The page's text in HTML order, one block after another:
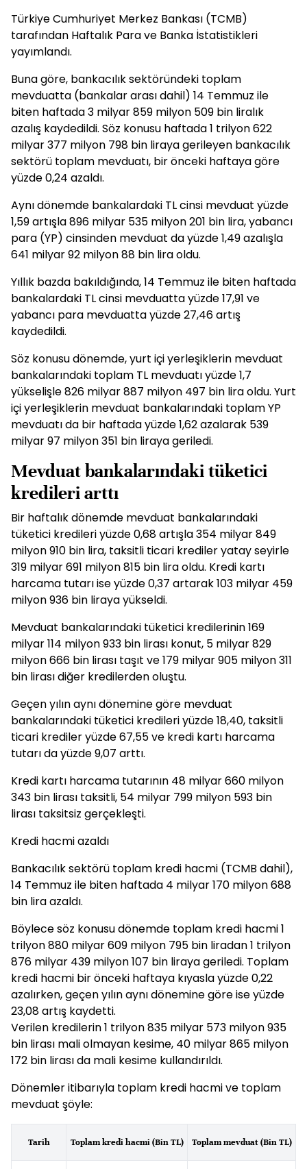
Türkiye Cumhuriyet Merkez Bankası (TCMB)
tarafından Haftalık Para ve Banka İstatistikleri
yayımlandı.
Buna göre, bankacılık sektöründeki toplam
mevduatta (bankalar arası dahil) 14 Temmuz ile
biten haftada 3 milyar 859 milyon 509 bin liralık
azalış kaydedildi. Söz konusu haftada 1 trilyon 622
milyar 377 milyon 798 bin liraya gerileyen bankacılık
sektörü toplam mevduatı, bir önceki haftaya göre
yüzde 0,24 azaldı.
Aynı dönemde bankalardaki TL cinsi mevduat yüzde
1,59 artışla 896 milyar 535 milyon 201 bin lira, yabancı
para (YP) cinsinden mevduat da yüzde 1,49 azalışla
641 milyar 92 milyon 88 bin lira oldu.
Yıllık bazda bakıldığında, 14 Temmuz ile biten haftada
bankalardaki TL cinsi mevduatta yüzde 17,91 ve
yabancı para mevduatta yüzde 27,46 artış
kaydedildi.
Söz konusu dönemde, yurt içi yerleşiklerin mevduat
bankalarındaki toplam TL mevduatı yüzde 1,7
yükselişle 826 milyar 887 milyon 497 bin lira oldu. Yurt
içi yerleşiklerin mevduat bankalarındaki toplam YP
mevduatı da bir haftada yüzde 1,62 azalarak 539
milyar 97 milyon 351 bin liraya geriledi.
Mevduat bankalarındaki tüketici
kredileri arttı
Bir haftalık dönemde mevduat bankalarındaki
tüketici kredileri yüzde 0,68 artışla 354 milyar 849
milyon 910 bin lira, taksitli ticari krediler yatay seyirle
319 milyar 691 milyon 815 bin lira oldu. Kredi kartı
harcama tutarı ise yüzde 0,37 artarak 103 milyar 459
milyon 936 bin liraya yükseldi.
Mevduat bankalarındaki tüketici kredilerinin 169
milyar 114 milyon 933 bin lirası konut, 5 milyar 829
milyon 666 bin lirası taşıt ve 179 milyar 905 milyon 311
bin lirası diğer kredilerden oluştu.
Geçen yılın aynı dönemine göre mevduat
bankalarındaki tüketici kredileri yüzde 18,40, taksitli
ticari krediler yüzde 67,55 ve kredi kartı harcama
tutarı da yüzde 9,07 arttı.
Kredi kartı harcama tutarının 48 milyar 660 milyon
343 bin lirası taksitli, 54 milyar 799 milyon 593 bin
lirası taksitsiz gerçekleşti.
Kredi hacmi azaldı
Bankacılık sektörü toplam kredi hacmi (TCMB dahil),
14 Temmuz ile biten haftada 4 milyar 170 milyon 688
bin lira azaldı.
Böylece söz konusu dönemde toplam kredi hacmi 1
trilyon 880 milyar 609 milyon 795 bin liradan 1 trilyon
876 milyar 439 milyon 107 bin liraya geriledi. Toplam
kredi hacmi bir önceki haftaya kıyasla yüzde 0,22
azalırken, geçen yılın aynı dönemine göre ise yüzde
23,08 artış kaydetti.
Verilen kredilerin 1 trilyon 835 milyar 573 milyon 935
bin lirası mali olmayan kesime, 40 milyar 865 milyon
172 bin lirası da mali kesime kullandırıldı.
Dönemler itibarıyla toplam kredi hacmi ve toplam
mevduat şöyle:
Tarih Toplam kredi hacmi (Bin TL) Toplam mevduat (Bin TL)